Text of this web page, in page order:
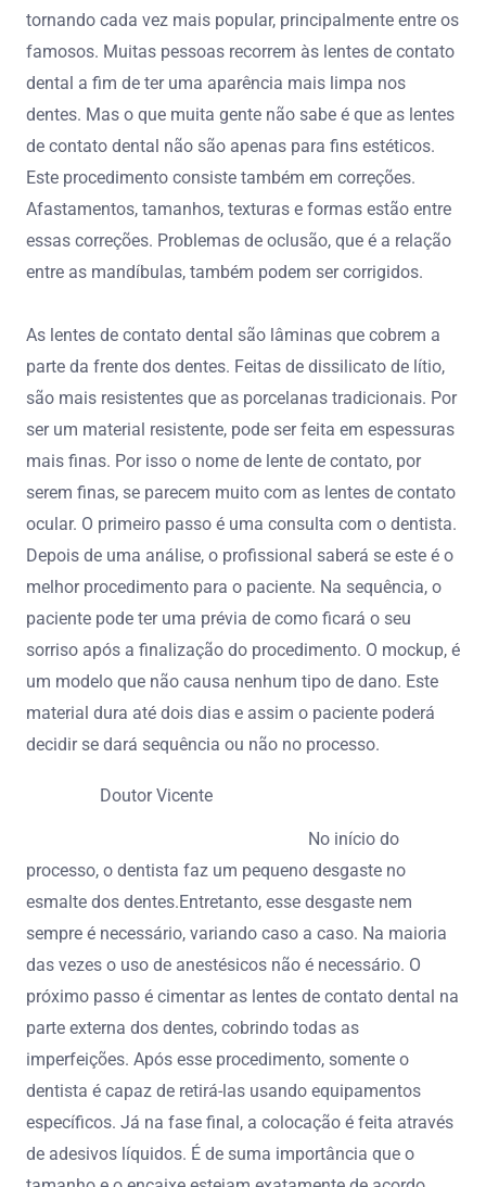
tornando cada vez mais popular, principalmente entre os
famosos. Muitas pessoas recorrem às lentes de contato
dental a fim de ter uma aparência mais limpa nos
dentes. Mas o que muita gente não sabe é que as lentes
de contato dental não são apenas para fins estéticos.
Este procedimento consiste também em correções.
Afastamentos, tamanhos, texturas e formas estão entre
essas correções. Problemas de oclusão, que é a relação
entre as mandíbulas, também podem ser corrigidos.
As lentes de contato dental são lâminas que cobrem a
parte da frente dos dentes. Feitas de dissilicato de lítio,
são mais resistentes que as porcelanas tradicionais. Por
ser um material resistente, pode ser feita em espessuras
mais finas. Por isso o nome de lente de contato, por
serem finas, se parecem muito com as lentes de contato
ocular. O primeiro passo é uma consulta com o dentista.
Depois de uma análise, o profissional saberá se este é o
melhor procedimento para o paciente. Na sequência, o
paciente pode ter uma prévia de como ficará o seu
sorriso após a finalização do procedimento. O mockup, é
um modelo que não causa nenhum tipo de dano. Este
material dura até dois dias e assim o paciente poderá
decidir se dará sequência ou não no processo.
Doutor Vicente
No início do
processo, o dentista faz um pequeno desgaste no
esmalte dos dentes.Entretanto, esse desgaste nem
sempre é necessário, variando caso a caso. Na maioria
das vezes o uso de anestésicos não é necessário. O
próximo passo é cimentar as lentes de contato dental na
parte externa dos dentes, cobrindo todas as
imperfeições. Após esse procedimento, somente o
dentista é capaz de retirá-las usando equipamentos
específicos. Já na fase final, a colocação é feita através
de adesivos líquidos. É de suma importância que o